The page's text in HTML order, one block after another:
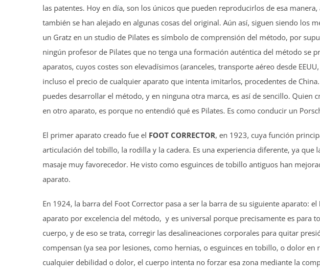
las patentes. Hoy en día, son los únicos que pueden reproducirlos de esa
también se han alejado en algunas cosas del original. Aún así, siguen siendo los
un Gratz en un studio de Pilates es símbolo de comprensión del método, por
ningún profesor de Pilates que no tenga una formación auténtica del método se
aparatos, cuyos costes son elevadísimos (aranceles, transporte aéreo desde
incluso el precio de cualquier aparato que intenta imitarlos, procedentes de
puedes desarrollar el método, y en ninguna otra marca, es así de sencillo. Quien
en otro aparato, es porque no entendió qué es Pilates. Es como conducir un
El primer aparato creado fue el FOOT CORRECTOR, en 1923, cuya función
articulación del tobillo, la rodilla y la cadera. Es una experiencia diferente, ya que
masaje muy favorecedor. He visto como esguinces de tobillo antiguos han
aparato.
En 1924, la barra del Foot Corrector pasa a ser la barra de su siguiente aparato: el
aparato por excelencia del método, y es universal porque precisamente es para
cuerpo, y de eso se trata, corregir las desalineaciones corporales para quitar
compensan (ya sea por lesiones, como hernias, o esguinces en tobillo, o dolor
cualquier debilidad o dolor, el cuerpo intenta no forzar esa zona mediante la